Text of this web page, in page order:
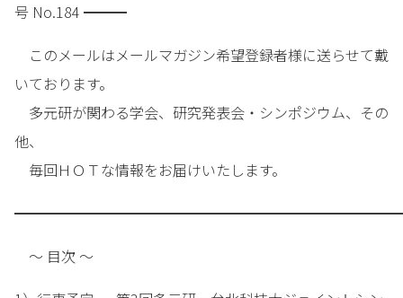
号 No.184 ━━━
このメールはメールマガジン希望登録者様に送らせて戴
いております。
多元研が関わる学会、研究発表会・シンポジウム、その
他、
毎回ＨＯＴな情報をお届けいたします。
～ 目次 ～